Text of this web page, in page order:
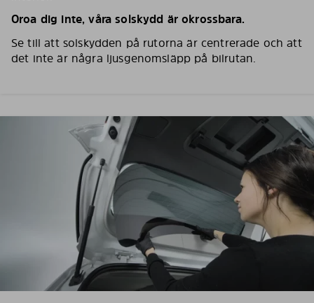
Oroa dig inte, våra solskydd är okrossbara.
Se till att solskydden på rutorna är centrerade och att
det inte är några ljusgenomsläpp på bilrutan.